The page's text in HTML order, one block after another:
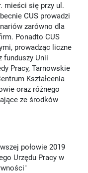
mieści się przy ul.
CUS prowadzi
zarówno dla
Ponadto CUS
prowadząc liczne
funduszy Unii
Pracy, Tarnowskie
Kształcenia
oraz różnego
ze środków
połowie 2019
Urzędu Pracy w